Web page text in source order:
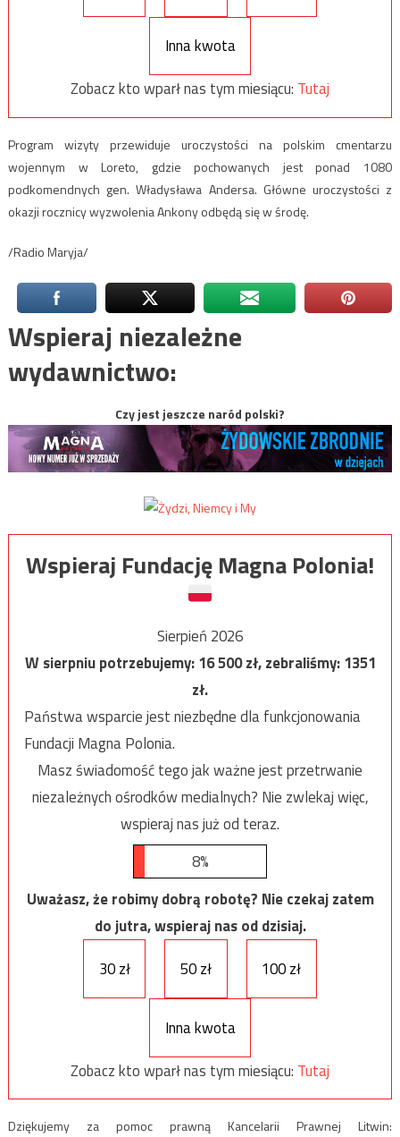
Inna kwota
Zobacz kto wparł nas tym miesiącu: Tutaj
Program wizyty przewiduje uroczystości na polskim cmentarzu
wojennym w Loreto, gdzie pochowanych jest ponad 1080
podkomendnych gen. Władysława Andersa. Główne uroczystości z
okazji rocznicy wyzwolenia Ankony odbędą się w środę.
/Radio Maryja/
Wspieraj niezależne
wydawnictwo:
Czy jest jeszcze naród polski?
Wspieraj Fundację Magna Polonia!
Sierpień 2026
W sierpniu potrzebujemy:16 500zł, zebraliśmy:1351
zł.
Państwa wsparcie jest niezbędne dla funkcjonowania
Fundacji Magna Polonia.
Masz świadomość tego jak ważne jest przetrwanie
niezależnych ośrodków medialnych? Nie zwlekaj więc,
wspieraj nas już od teraz.
8%
Uważasz, że robimy dobrą robotę? Nie czekaj zatem
do jutra, wspieraj nas od dzisiaj.
30 zł
50 zł 100 zł
Inna kwota
Zobacz kto wparł nas tym miesiącu: Tutaj
Dziękujemy za pomoc prawną Kancelarii Prawnej Litwin: